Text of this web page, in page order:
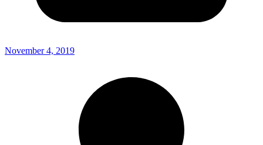
November 4, 2019